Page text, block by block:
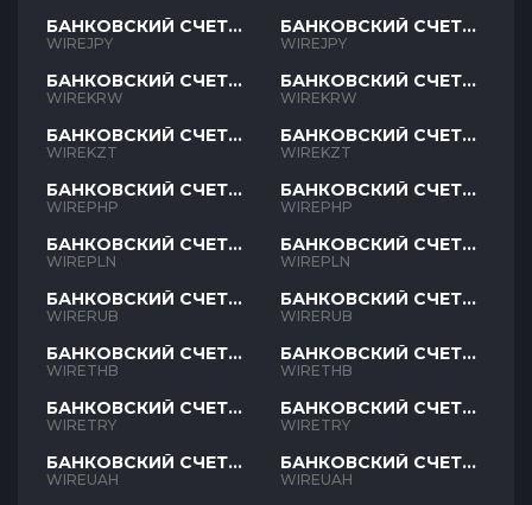
БАНКОВСКИЙ СЧЕТ
JPY
WIREJPY
БАНКОВСКИЙ СЧЕТ
KRW
WIREKRW
БАНКОВСКИЙ СЧЕТ
KZT
WIREKZT
БАНКОВСКИЙ СЧЕТ
PHP
WIREPHP
БАНКОВСКИЙ СЧЕТ
PLN
WIREPLN
БАНКОВСКИЙ СЧЕТ
RUB
WIRERUB
БАНКОВСКИЙ СЧЕТ
THB
WIRETHB
БАНКОВСКИЙ СЧЕТ
TRY
WIRETRY
БАНКОВСКИЙ СЧЕТ
UAH
WIREUAH
БАНКОВСКИЙ СЧЕТ
JPY
WIREJPY
БАНКОВСКИЙ СЧЕТ
KRW
WIREKRW
БАНКОВСКИЙ СЧЕТ
KZT
WIREKZT
БАНКОВСКИЙ СЧЕТ
PHP
WIREPHP
БАНКОВСКИЙ СЧЕТ
PLN
WIREPLN
БАНКОВСКИЙ СЧЕТ
RUB
WIRERUB
БАНКОВСКИЙ СЧЕТ
THB
WIRETHB
БАНКОВСКИЙ СЧЕТ
TRY
WIRETRY
БАНКОВСКИЙ СЧЕТ
UAH
WIREUAH